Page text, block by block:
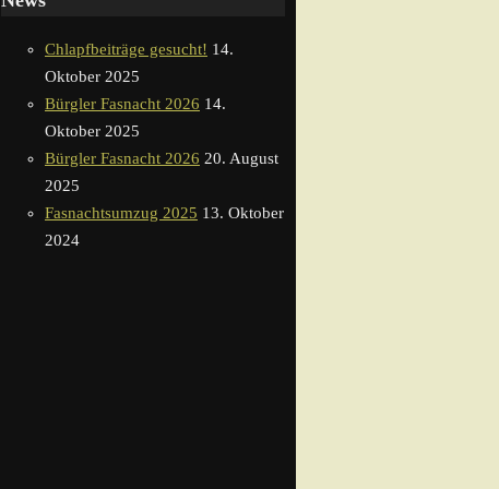
Chlapfbeiträge gesucht! 14.
Oktober 2025
Bürgler Fasnacht 2026 14.
Oktober 2025
Bürgler Fasnacht 2026 20. August
2025
Fasnachtsumzug 2025 13. Oktober
2024